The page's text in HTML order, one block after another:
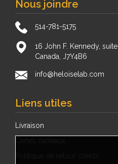
Nous joindre
514-781-5175
16 John F. Kennedy,
Canada, J7Y4B6
info@heloiselab.com
Liens utiles
Livraison